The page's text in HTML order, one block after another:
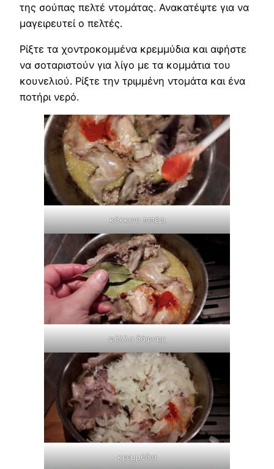
της σούπας πελτέ ντομάτας. Ανακατέψτε για να
μαγειρευτεί ο πελτές.
Ρίξτε τα χοντροκομμένα κρεμμύδια και αφήστε
να σοταριστούν για λίγο με τα κομμάτια του
κουνελιού. Ρίξτε την τριμμένη ντομάτα και ένα
ποτήρι νερό.
κόκκινο πιπέρι
φύλλα δάφνης
κρεμμύδια